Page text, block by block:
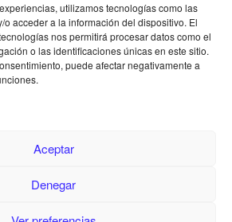
utilizamos tecnologías como las
acceder a la información del dispositivo. El
nos permitirá procesar datos como el
o las identificaciones únicas en este sitio.
puede afectar negativamente a
Aceptar
Denegar
Jaestic S.L. Todos los derechos